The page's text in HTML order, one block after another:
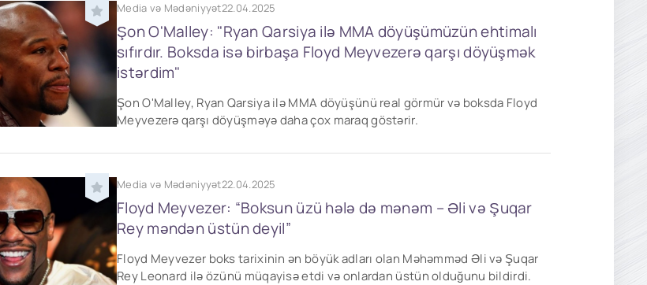
Media və Mədəniyyət22.04.2025
Şon O'Malley: "Ryan Qarsiya ilə MMA döyüşümüzün ehtimalı
sıfırdır. Boksda isə birbaşa Floyd Meyvezerə qarşı döyüşmək
istərdim"
Şon O'Malley, Ryan Qarsiya ilə MMA döyüşünü real görmür və boksda Floyd
Meyvezerə qarşı döyüşməyə daha çox maraq göstərir.
Media və Mədəniyyət22.04.2025
Floyd Meyvezer: “Boksun üzü hələ də mənəm – Əli və Şuqar
Rey məndən üstün deyil”
Floyd Meyvezer boks tarixinin ən böyük adları olan Məhəmməd Əli və Şuqar
Rey Leonard ilə özünü müqayisə etdi və onlardan üstün olduğunu bildirdi.